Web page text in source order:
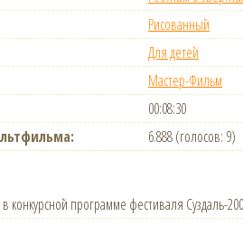
Рисованный
Для детей
Мастер-Фильм
00:08:30
6.888 (голосов: 9)
программе фестиваля Суздаль-